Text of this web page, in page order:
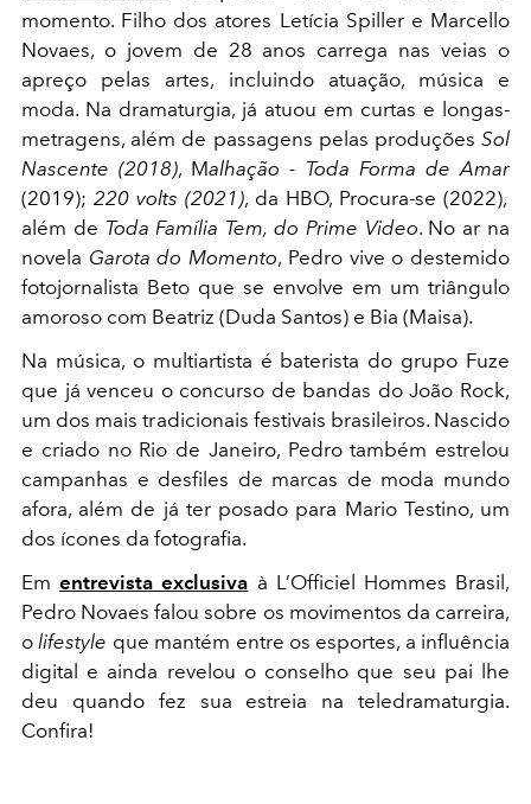
momento. Filho dos atores Letícia Spiller e Marcello
Novaes, o jovem de 28 anos carrega nas veias o
apreço pelas artes, incluindo atuação, música e
moda. Na dramaturgia, já atuou em curtas e longas-
metragens, além de passagens pelas produções Sol
Nascente (2018), Malhação - Toda Forma de Amar
(2019); 220 volts (2021), da HBO, Procura-se (2022),
além de Toda Família Tem, do Prime Video. No ar na
novela Garota do Momento, Pedro vive o destemido
fotojornalista Beto que se envolve em um triângulo
amoroso com Beatriz (Duda Santos) e Bia (Maisa).
Na música, o multiartista é baterista do grupo Fuze
que já venceu o concurso de bandas do João Rock,
um dos mais tradicionais festivais brasileiros. Nascido
e criado no Rio de Janeiro, Pedro também estrelou
campanhas e desfiles de marcas de moda mundo
afora, além de já ter posado para Mario Testino, um
dos ícones da fotografia.
Ementrevista exclusiva à L’Officiel Hommes Brasil,
Pedro Novaes falou sobre os movimentos da carreira,
olifestyle que mantém entre os esportes, a influência
digital e ainda revelou o conselho que seu pai lhe
deu quando fez sua estreia na teledramaturgia.
Confira!